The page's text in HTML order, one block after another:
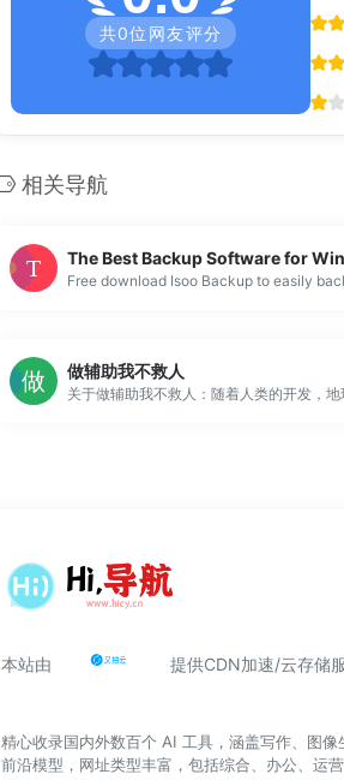
共0位网友评分
相关导航
做辅助我不救人
本站由 提供CDN加速/云存储
精心收录国内外数百个 AI 工具，涵盖写作、图
前沿模型，网址类型丰富，包括综合、办公、运